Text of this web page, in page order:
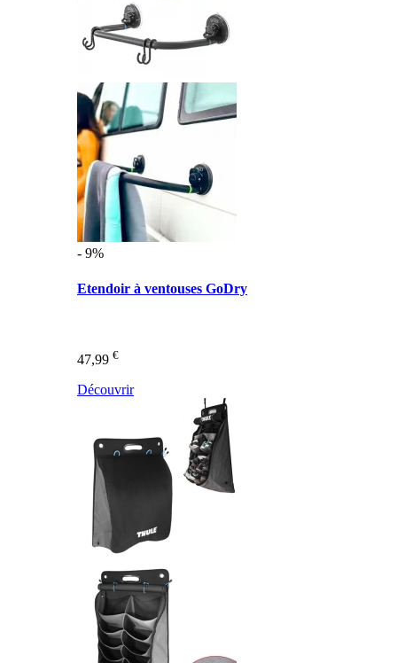
- 9%
Etendoir à ventouses GoDry
47,99 €
Découvrir